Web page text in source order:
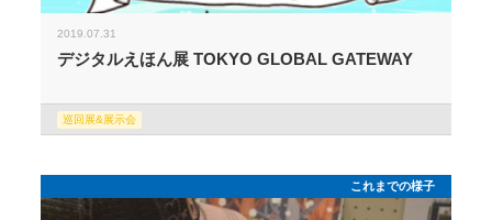
2019.07.31
デジタルえほん展 TOKYO GLOBAL GATEWAY
巡回展&展示会
これまでの様子